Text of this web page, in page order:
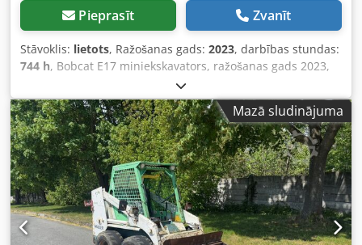
Pieprasīt Zvanīt
Stāvoklis: lietots, Ražošanas gads: 2023, darbības stundas:
744 h, Bobcat E17 miniekskavators, ražošanas gads 2023,
ar tikai 744 darba stundām, komplektā ar 4 lāpstām! ---- *
Ražotājs: Bobcat * Tips: E17 * Ražošanas gads: 2023 *
Noieto darba stundu skaits: apmēram 744 * Komplektā: 4
lāpstas * Ātrās maiņas sistēma * Pilna kabīne *
Paplašināma garenbāze * Darba svars: 1711 kg * Kubota
dīzeļdzinējs * Cena: 16 900 eiro, bez PVN + 19% PVN. ---- Ja
jums ir papildu jautājumi, lūdzu, zvaniet: Erikam
Kortumam: WhatsApp Cjdpfozp Ayvex Aipoha ?Viss
norādītais bez garantijām un atbildības. Saglabāta tiesība
uz kļūdām un preces pārdošanu citam pircējam.?
Mazā sludinājuma